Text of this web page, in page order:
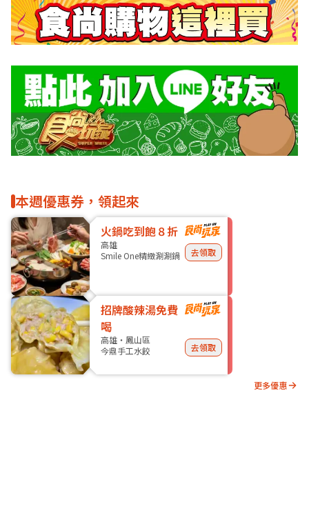
本週優惠券，領起來
火鍋吃到飽８折
高雄
Smile One精緻涮涮鍋
去領取
招牌酸辣湯免費
喝
高雄・鳳山區
今鼎手工水餃
去領取
更多優惠